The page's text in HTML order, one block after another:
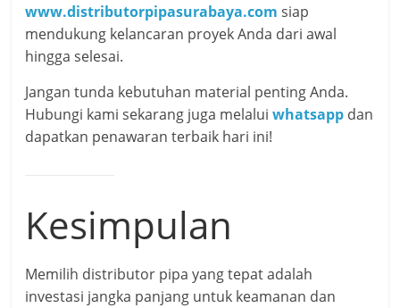
www.distributorpipasurabaya.com siap
mendukung kelancaran proyek Anda dari awal
hingga selesai.
Jangan tunda kebutuhan material penting Anda.
Hubungi kami sekarang juga melaluiwhatsapp dan
dapatkan penawaran terbaik hari ini!
Kesimpulan
Memilih distributor pipa yang tepat adalah
investasi jangka panjang untuk keamanan dan